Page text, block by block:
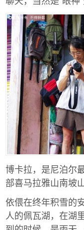
博卡拉，是尼泊尔
部喜马拉雅山南坡
依偎在终年积雪的
人的佩瓦湖，在